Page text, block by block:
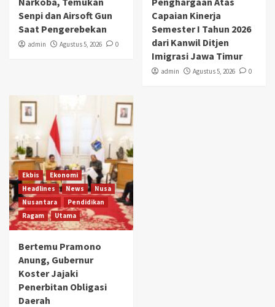
Senpi dan Airsoft Gun
Saat Pengerebekan
admin Agustus 5, 2026 0
Capaian Kinerja
Semester I Tahun 2026
dari Kanwil Ditjen
Imigrasi Jawa Timur
admin Agustus 5, 2026 0
Ekbis
Ekonomi
Headlines
News
Nusa
Nusantara
Pendidikan
Ragam
Utama
Bertemu Pramono
Anung, Gubernur
Koster Jajaki
Penerbitan Obligasi
Daerah